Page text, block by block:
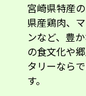
宮崎県特産
県産鶏肉、
ンなど、豊
の食文化や
タリーなら
す。